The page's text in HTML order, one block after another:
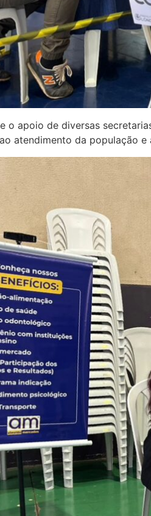
o apoio de diversas
atendimento da população